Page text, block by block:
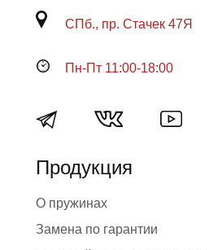
СПб., пр. Стачек 47Я
Пн-Пт 11:00-18:00
Продукция
О пружинах
Замена по гарантии